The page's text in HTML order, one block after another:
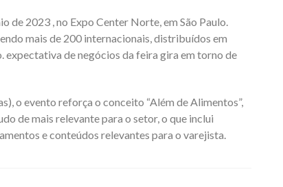
de 2023 , no Expo Center Norte, em São Paulo.
mais de 200 internacionais, distribuídos em
expectativa de negócios da feira gira em torno de
o evento reforça o conceito “Além de Alimentos”,
de mais relevante para o setor, o que inclui
e conteúdos relevantes para o varejista.